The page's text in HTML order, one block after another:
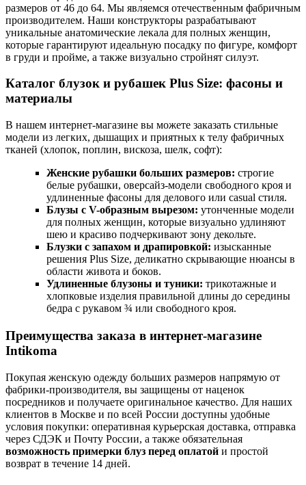
размеров от 46 до 64. Мы являемся отечественным фабричным
производителем. Наши конструкторы разрабатывают
уникальные анатомические лекала для полных женщин,
которые гарантируют идеальную посадку по фигуре, комфорт
в груди и пройме, а также визуально стройнят силуэт.
Каталог блузок и рубашек Plus Size: фасоны и
материалы
В нашем интернет-магазине вы можете заказать стильные
модели из легких, дышащих и приятных к телу фабричных
тканей (хлопок, поплин, вискоза, шелк, софт):
Женские рубашки больших размеров: строгие
белые рубашки, оверсайз-модели свободного кроя и
удлиненные фасоны для делового или casual стиля.
Блузы с V-образным вырезом: утонченные модели
для полных женщин, которые визуально удлиняют
шею и красиво подчеркивают зону декольте.
Блузки с запахом и драпировкой: изысканные
решения Plus Size, деликатно скрывающие нюансы в
области живота и боков.
Удлиненные блузоны и туники: трикотажные и
хлопковые изделия правильной длины до середины
бедра с рукавом ¾ или свободного кроя.
Преимущества заказа в интернет-магазине
Intikoma
Покупая женскую одежду больших размеров напрямую от
фабрики-производителя, вы защищены от наценок
посредников и получаете оригинальное качество. Для наших
клиентов в Москве и по всей России доступны удобные
условия покупки: оперативная курьерская доставка, отправка
через СДЭК и Почту России, а также обязательная
возможность примерки блуз перед оплатой и простой
возврат в течение 14 дней.